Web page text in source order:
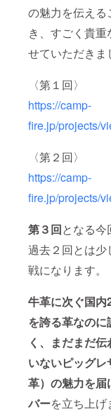
の魅力を伝える
き、すごく貴重
せていただきま
〈第１回〉
https://camp-
fire.jp/projects/
〈第２回〉
https://camp-
fire.jp/projects/
第３回となる今
過去２回とは少
戦になります。
牛革に次ぐ国内
を誇る革なの
く、まだまだ
いないピッグレ
革）の魅力を届
バーを立ち上げ